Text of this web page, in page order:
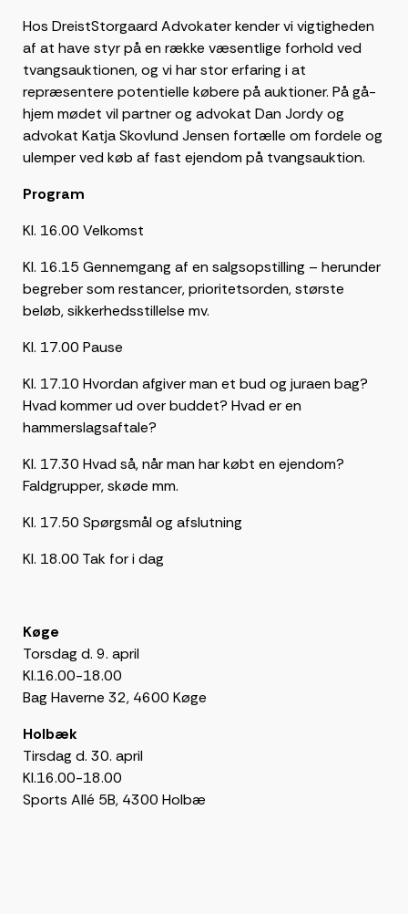
Hos DreistStorgaard Advokater kender vi vigtigheden
af at have styr på en række væsentlige forhold ved
tvangsauktionen, og vi har stor erfaring i at
repræsentere potentielle købere på auktioner. På gå-
hjem mødet vil partner og advokat Dan Jordy og
advokat Katja Skovlund Jensen fortælle om fordele og
ulemper ved køb af fast ejendom på tvangsauktion.
Program
Kl. 16.00 Velkomst
Kl. 16.15 Gennemgang af en salgsopstilling – herunder
begreber som restancer, prioritetsorden, største
beløb, sikkerhedsstillelse mv.
Kl. 17.00 Pause
Kl. 17.10 Hvordan afgiver man et bud og juraen bag?
Hvad kommer ud over buddet? Hvad er en
hammerslagsaftale?
Kl. 17.30 Hvad så, når man har købt en ejendom?
Faldgrupper, skøde mm.
Kl. 17.50 Spørgsmål og afslutning
Kl. 18.00 Tak for i dag
Køge
Torsdag d. 9. april
Kl.16.00-18.00
Bag Haverne 32, 4600 Køge
Holbæk
Tirsdag d. 30. april
Kl.16.00-18.00
Sports Allé 5B, 4300 Holbæ